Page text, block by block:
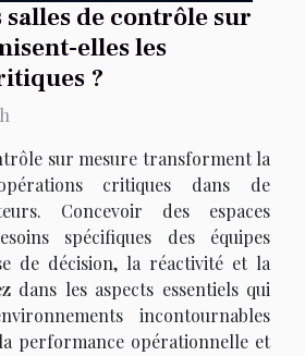
salles de contrôle sur
elles les
?
sur mesure transforment la
critiques dans de
Concevoir des espaces
spécifiques des équipes
de décision, la réactivité et la
dans les aspects essentiels qui
incontournables
performance opérationnelle et